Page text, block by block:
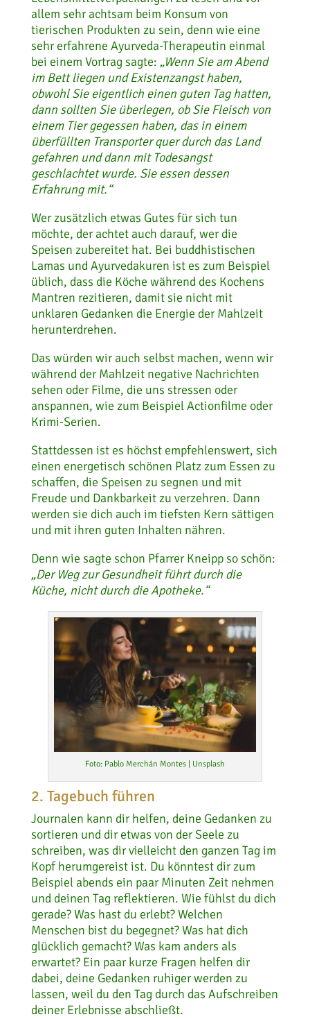
allem sehr achtsam beim Konsum von
tierischen Produkten zu sein, denn wie eine
sehr erfahrene Ayurveda-Therapeutin einmal
bei einem Vortrag sagte: „Wenn Sie am Abend
im Bett liegen und Existenzangst haben,
obwohl Sie eigentlich einen guten Tag hatten,
dann sollten Sie überlegen, ob Sie Fleisch von
einem Tier gegessen haben, das in einem
überfüllten Transporter quer durch das Land
gefahren und dann mit Todesangst
geschlachtet wurde. Sie essen dessen
Erfahrung mit.“
Wer zusätzlich etwas Gutes für sich tun
möchte, der achtet auch darauf, wer die
Speisen zubereitet hat. Bei buddhistischen
Lamas und Ayurvedakuren ist es zum Beispiel
üblich, dass die Köche während des Kochens
Mantren rezitieren, damit sie nicht mit
unklaren Gedanken die Energie der Mahlzeit
herunterdrehen.
Das würden wir auch selbst machen, wenn wir
während der Mahlzeit negative Nachrichten
sehen oder Filme, die uns stressen oder
anspannen, wie zum Beispiel Actionfilme oder
Krimi-Serien.
Stattdessen ist es höchst empfehlenswert, sich
einen energetisch schönen Platz zum Essen zu
schaffen, die Speisen zu segnen und mit
Freude und Dankbarkeit zu verzehren. Dann
werden sie dich auch im tiefsten Kern sättigen
und mit ihren guten Inhalten nähren.
Denn wie sagte schon Pfarrer Kneipp so schön:
„Der Weg zur Gesundheit führt durch die
Küche, nicht durch die Apotheke.“
Foto: Pablo Merchán Montes | Unsplash
2. Tagebuch führen
Journalen kann dir helfen, deine Gedanken zu
sortieren und dir etwas von der Seele zu
schreiben, was dir vielleicht den ganzen Tag im
Kopf herumgereist ist. Du könntest dir zum
Beispiel abends ein paar Minuten Zeit nehmen
und deinen Tag reflektieren. Wie fühlst du dich
gerade? Was hast du erlebt? Welchen
Menschen bist du begegnet? Was hat dich
glücklich gemacht? Was kam anders als
erwartet? Ein paar kurze Fragen helfen dir
dabei, deine Gedanken ruhiger werden zu
lassen, weil du den Tag durch das Aufschreiben
deiner Erlebnisse abschließt.